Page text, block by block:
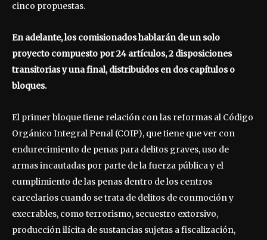
cinco propuestas.
En adelante, los comisionados hablarán de un solo
proyecto compuesto por 24 artículos, 2 disposiciones
transitorias y una final, distribuidos en dos capítulos o
bloques.
El primer bloque tiene relación con las reformas al Código
Orgánico Integral Penal (COIP), que tiene que ver con
endurecimiento de penas para delitos graves, uso de
armas incautadas por parte de la fuerza pública y el
cumplimiento de las penas dentro de los centros
carcelarios cuando se trata de delitos de conmoción y
execrables, como terrorismo, secuestro extorsivo,
producción ilícita de sustancias sujetas a fiscalización,